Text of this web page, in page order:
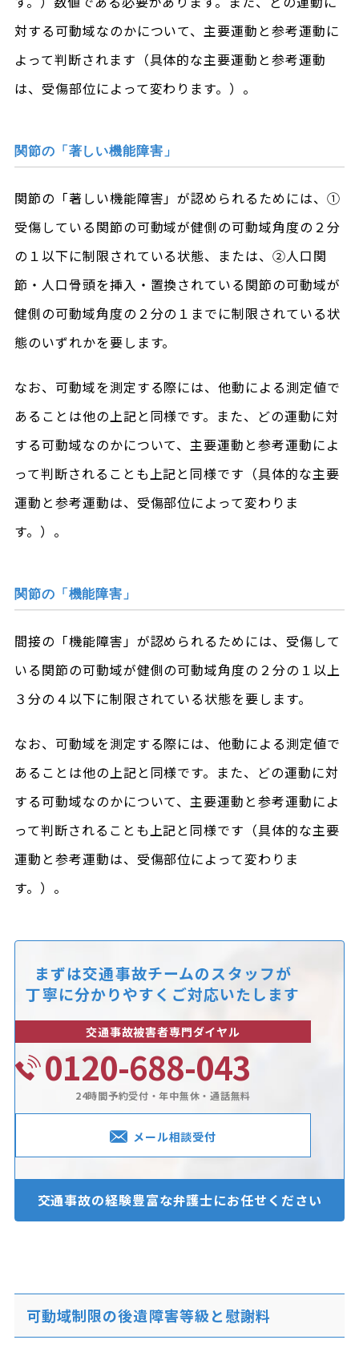
対する可動域なのかについて、主要運動と参考運動に
よって判断されます（具体的な主要運動と参考運動
は、受傷部位によって変わります。）。
関節の「著しい機能障害」
関節の「著しい機能障害」が認められるためには、①
受傷している関節の可動域が健側の可動域角度の２分
の１以下に制限されている状態、または、②人口関
節・人口骨頭を挿入・置換されている関節の可動域が
健側の可動域角度の２分の１までに制限されている状
態のいずれかを要します。
なお、可動域を測定する際には、他動による測定値で
あることは他の上記と同様です。また、どの運動に対
する可動域なのかについて、主要運動と参考運動によ
って判断されることも上記と同様です（具体的な主要
運動と参考運動は、受傷部位によって変わりま
す。）。
関節の「機能障害」
間接の「機能障害」が認められるためには、受傷して
いる関節の可動域が健側の可動域角度の２分の１以上
３分の４以下に制限されている状態を要します。
なお、可動域を測定する際には、他動による測定値で
あることは他の上記と同様です。また、どの運動に対
する可動域なのかについて、主要運動と参考運動によ
って判断されることも上記と同様です（具体的な主要
運動と参考運動は、受傷部位によって変わりま
す。）。
まずは交通事故チームのスタッフが
丁寧に分かりやすくご対応いたします
交通事故被害者専門ダイヤル
0120-688-043
24時間予約受付・年中無休・通話無料
メール相談受付
交通事故の経験豊富な弁護士にお任せください
可動域制限の後遺障害等級と慰謝料